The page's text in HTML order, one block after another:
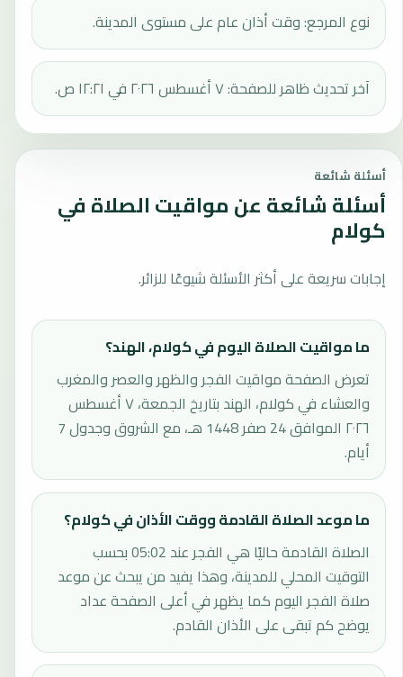
نوع المرجع: وقت أذان عام على مستوى المدينة.
آخر تحديث ظاهر للصفحة: ٧ أغسطس ٢٠٢٦ في ١٢:٢١ ص.
أسئلة شائعة
أسئلة شائعة عن مواقيت الصلاة في
كولام
إجابات سريعة على أكثر الأسئلة شيوعًا للزائر.
ما مواقيت الصلاة اليوم في كولام، الهند؟
تعرض الصفحة مواقيت الفجر والظهر والعصر والمغرب
والعشاء في كولام، الهند بتاريخ الجمعة، ٧ أغسطس
٢٠٢٦ الموافق 24 صفر 1448 هـ، مع الشروق وجدول 7
أيام.
ما موعد الصلاة القادمة ووقت الأذان في كولام؟
الصلاة القادمة حاليًا هي الفجر عند 05:02 بحسب
التوقيت المحلي للمدينة، وهذا يفيد من يبحث عن موعد
صلاة الفجر اليوم كما يظهر في أعلى الصفحة عداد
يوضح كم تبقى على الأذان القادم.